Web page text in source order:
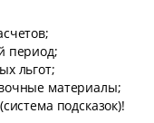
период;
льгот;
материалы;
подсказок)!